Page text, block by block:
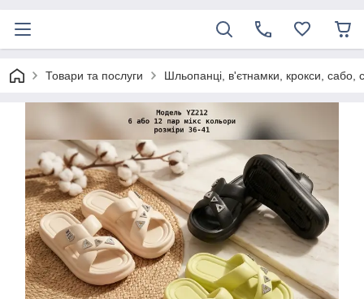
Товари та послуги Шльопанці, в'єтнамки, крокси, сабо,